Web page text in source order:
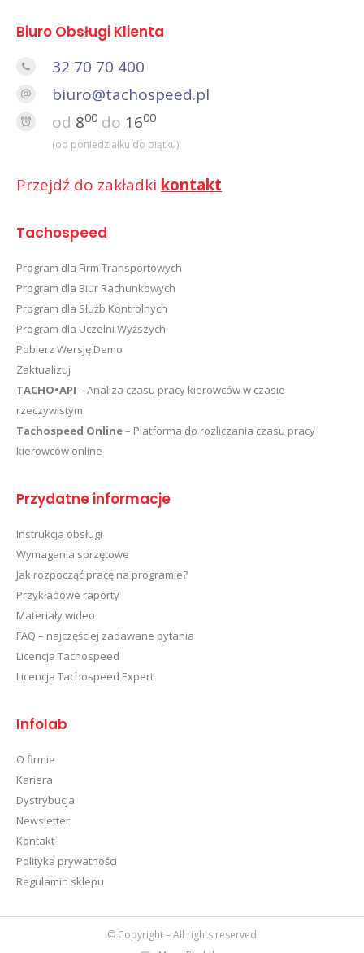
Biuro Obsługi Klienta
32 70 70 400
biuro@tachospeed.pl
od 800 do 1600
(od poniedziałku do piątku)
Przejdź do zakładki kontakt
Tachospeed
Program dla Firm Transportowych
Program dla Biur Rachunkowych
Program dla Służb Kontrolnych
Program dla Uczelni Wyższych
Pobierz Wersję Demo
Zaktualizuj
TACHO•API – Analiza czasu pracy kierowców w czasie
rzeczywistym
Tachospeed Online– Platforma do rozliczania czasu pracy
kierowców online
Przydatne informacje
Instrukcja obsługi
Wymagania sprzętowe
Jak rozpocząć pracę na programie?
Przykładowe raporty
Materiały wideo
FAQ – najczęściej zadawane pytania
Licencja Tachospeed
Licencja Tachospeed Expert
Infolab
O firmie
Kariera
Dystrybucja
Newsletter
Kontakt
Polityka prywatności
Regulamin sklepu
© Copyright – All rights reserved